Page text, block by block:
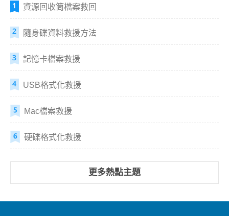
資源回收筒檔案救回
隨身碟資料救援方法
記憶卡檔案救援
USB格式化救援
Mac檔案救援
硬碟格式化救援
更多熱點主題